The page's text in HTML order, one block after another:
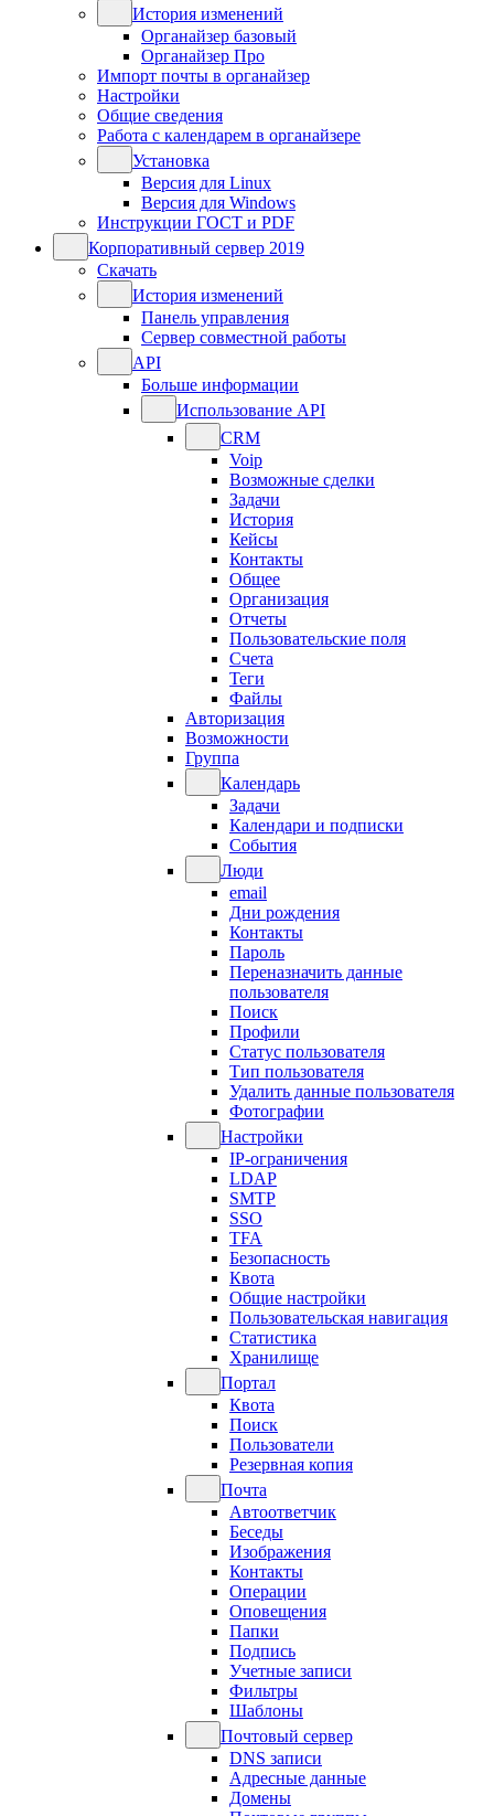
История изменений
Органайзер базовый
Органайзер Про
Импорт почты в органайзер
Настройки
Общие сведения
Работа с календарем в органайзере
Установка
Версия для Linux
Версия для Windows
Инструкции ГОСТ и PDF
Корпоративный сервер 2019
Скачать
История изменений
Панель управления
Сервер совместной работы
API
Больше информации
Использование API
CRM
Voip
Возможные сделки
Задачи
История
Кейсы
Контакты
Общее
Организация
Отчеты
Пользовательские поля
Счета
Теги
Файлы
Авторизация
Возможности
Группа
Календарь
Задачи
Календари и подписки
События
Люди
email
Дни рождения
Контакты
Пароль
Переназначить данные
пользователя
Поиск
Профили
Статус пользователя
Тип пользователя
Удалить данные пользователя
Фотографии
Настройки
IP-ограничения
LDAP
SMTP
SSO
TFA
Безопасность
Квота
Общие настройки
Пользовательская навигация
Статистика
Хранилище
Портал
Квота
Поиск
Пользователи
Резервная копия
Почта
Автоответчик
Беседы
Изображения
Контакты
Операции
Оповещения
Папки
Подпись
Учетные записи
Фильтры
Шаблоны
Почтовый сервер
DNS записи
Адресные данные
Домены